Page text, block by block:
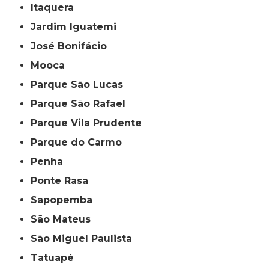
Itaquera
Jardim Iguatemi
José Bonifácio
Mooca
Parque São Lucas
Parque São Rafael
Parque Vila Prudente
Parque do Carmo
Penha
Ponte Rasa
Sapopemba
São Mateus
São Miguel Paulista
Tatuapé